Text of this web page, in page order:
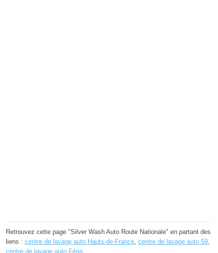
Retrouvez cette page "Silver Wash Auto Route Nationale" en partant des
liens : centre de lavage auto Hauts-de-France centre de lavage auto 59
centre de lavage auto Férin